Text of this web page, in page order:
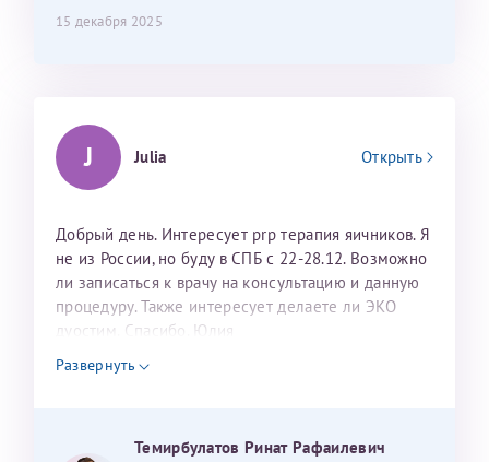
15 декабря 2025
J Julia Открыть
Добрый день. Интересует prp терапия яичников. Я
не из России, но буду в СПБ с 22-28.12. Возможно
ли записаться к врачу на консультацию и данную
процедуру. Также интересует делаете ли ЭКО
дуостим. Спасибо. Юлия
Развернуть
Темирбулатов Ринат Рафаилевич